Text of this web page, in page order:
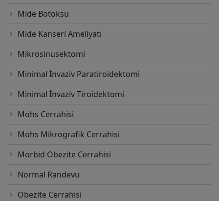
Mide Botoksu
Mide Kanseri Ameliyatı
Mikrosinusektomi
Minimal İnvaziv Paratiroidektomi
Minimal İnvaziv Tiroidektomi
Mohs Cerrahisi
Mohs Mikrografik Cerrahisi
Morbid Obezite Cerrahisi
Normal Randevu
Obezite Cerrahisi